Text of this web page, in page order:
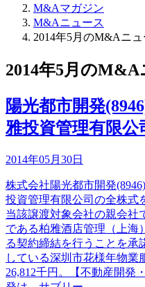
M&Aマガジン
M&Aニュース
2014年5月のM&Aニ
2014年5月の
陽光都市開発
雅投資管理有限
2014年05月30日
株式会社陽光都市開発
投資管理有限公司の全株式
当該譲渡対象会社の親会社
である柏雅酒店管理（上海
る契約締結を行うことを承
している深圳市花様年物業
26,812千円。【不動産開発